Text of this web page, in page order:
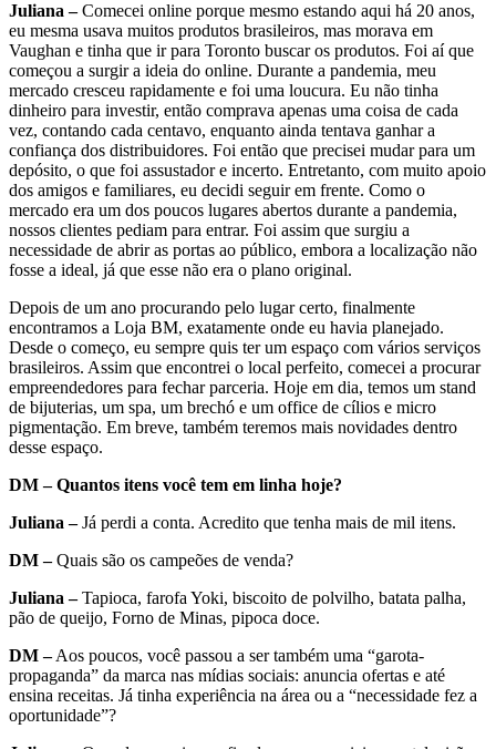
Juliana –Comecei online porque mesmo estando aqui há 20 anos,
eu mesma usava muitos produtos brasileiros, mas morava em
Vaughan e tinha que ir para Toronto buscar os produtos. Foi aí que
começou a surgir a ideia do online. Durante a pandemia, meu
mercado cresceu rapidamente e foi uma loucura. Eu não tinha
dinheiro para investir, então comprava apenas uma coisa de cada
vez, contando cada centavo, enquanto ainda tentava ganhar a
confiança dos distribuidores. Foi então que precisei mudar para um
depósito, o que foi assustador e incerto. Entretanto, com muito apoio
dos amigos e familiares, eu decidi seguir em frente. Como o
mercado era um dos poucos lugares abertos durante a pandemia,
nossos clientes pediam para entrar. Foi assim que surgiu a
necessidade de abrir as portas ao público, embora a localização não
fosse a ideal, já que esse não era o plano original.
Depois de um ano procurando pelo lugar certo, finalmente
encontramos a Loja BM, exatamente onde eu havia planejado.
Desde o começo, eu sempre quis ter um espaço com vários serviços
brasileiros. Assim que encontrei o local perfeito, comecei a procurar
empreendedores para fechar parceria. Hoje em dia, temos um stand
de bijuterias, um spa, um brechó e um office de cílios e micro
pigmentação. Em breve, também teremos mais novidades dentro
desse espaço.
DM – Quantos itens você tem em linha hoje?
Juliana –Já perdi a conta. Acredito que tenha mais de mil itens.
DM –Quais são os campeões de venda?
Juliana –Tapioca, farofa Yoki, biscoito de polvilho, batata palha,
pão de queijo, Forno de Minas, pipoca doce.
DM –Aos poucos, você passou a ser também uma “garota-
propaganda” da marca nas mídias sociais: anuncia ofertas e até
ensina receitas. Já tinha experiência na área ou a “necessidade fez a
oportunidade”?